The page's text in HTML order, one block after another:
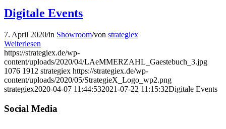
Digitale Events
7. April 2020/in Showroom/von strategiex
Weiterlesen
https://strategiex.de/wp-
content/uploads/2020/04/LAeMMERZAHL_Gaestebuch_3.jpg
1076 1912 strategiex https://strategiex.de/wp-
content/uploads/2020/05/StrategieX_Logo_wp2.png
strategiex2020-04-07 11:44:532021-07-22 11:15:32Digitale Events
Social Media